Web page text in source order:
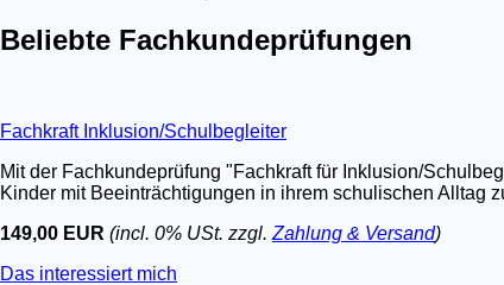
Beliebte Fachkundeprüfungen
Fachkraft Inklusion/Schulbegleiter
Mit der Fachkundeprüfung "Fachkraft für Inklusion/
Kinder mit Beeinträchtigungen in ihrem schulischen Alltag
149,00 EUR (incl. 0% USt. zzgl. Zahlung & Versand)
Das interessiert mich